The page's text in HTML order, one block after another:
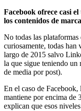
Facebook ofrece casi
los contenidos de marca
No todas las
curiosamente, todas han
largo de 2015 salvo
la que sigue teniendo un
de media por post).
En el caso de Facebook,
mantiene por encima de
explican que esos